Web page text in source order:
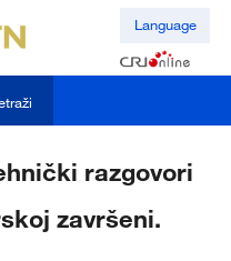
Language
razgovori
završeni.